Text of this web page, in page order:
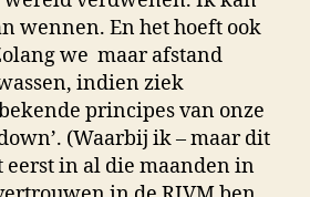
wennen. En het hoeft ook
we maar afstand
indien ziek
principes van onze
(Waarbij ik – maar dit
eerst in al die maanden in